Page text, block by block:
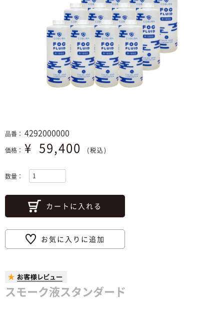
品番： 4292000000
価格： ¥ 59,400 (税込)
数量：
カートに入れる
お気に入りに追加
スモーク液スタンダード